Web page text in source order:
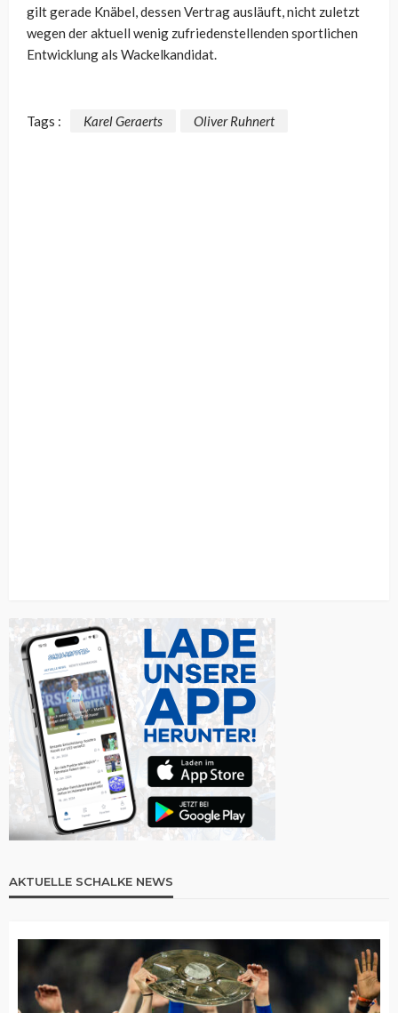
gilt gerade Knäbel, dessen Vertrag ausläuft, nicht zuletzt
wegen der aktuell wenig zufriedenstellenden sportlichen
Entwicklung als Wackelkandidat.
Tags : Karel Geraerts Oliver Ruhnert
AKTUELLE SCHALKE NEWS